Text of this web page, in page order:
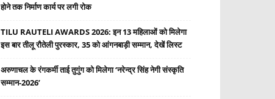
होने तक निर्माण कार्य पर लगी रोक
TILU RAUTELI AWARDS 2026: इन 13 महिलाओं को मिलेगा
इस बार तीलू रौतेली पुरस्कार, 35 को आंगनबाड़ी सम्मान, देखें लिस्ट
अरुणाचल के रंगकर्मी ताई तुगुंग को मिलेगा ‘नरेन्द्र सिंह नेगी संस्कृति
सम्मान-2026’